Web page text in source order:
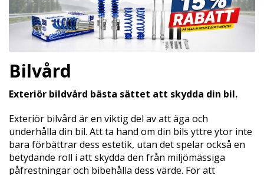
Bilvård
Exteriör bildvård bästa sättet att skydda din bil.
Exteriör bilvård är en viktig del av att äga och
underhålla din bil. Att ta hand om din bils yttre ytor inte
bara förbättrar dess estetik, utan det spelar också en
betydande roll i att skydda den från miljömässiga
påfrestningar och bibehålla dess värde. För att